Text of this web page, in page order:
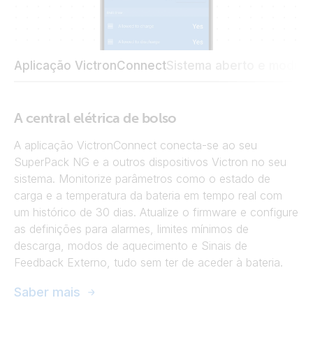
Aplicação VictronConnectSistema aberto e
A central elétrica de bolso
A aplicação VictronConnect conecta-se ao seu
SuperPack NG e a outros dispositivos Victron no seu
sistema. Monitorize parâmetros como o estado de
carga e a temperatura da bateria em tempo real com
um histórico de 30 dias. Atualize o firmware e configure
as definições para alarmes, limites mínimos de
descarga, modos de aquecimento e Sinais de
Feedback Externo, tudo sem ter de aceder à bateria.
Saber mais